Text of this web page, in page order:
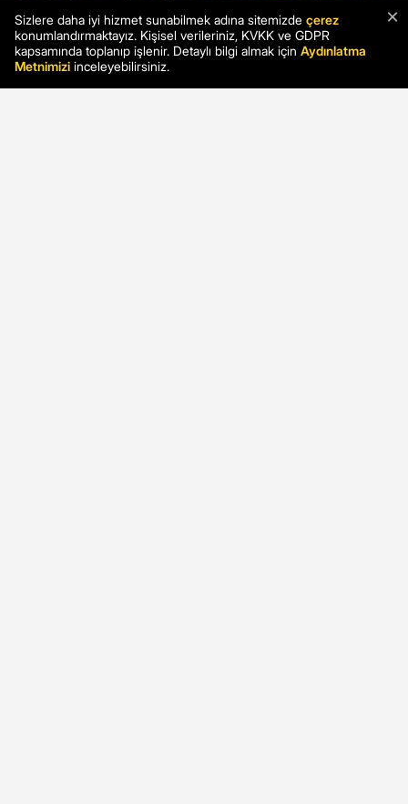
×
Sizlere daha iyi hizmet sunabilmek adına sitemizde çerez
konumlandırmaktayız. Kişisel verileriniz, KVKK ve GDPR
kapsamında toplanıp işlenir. Detaylı bilgi almak için Aydınlatma
Metnimizi inceleyebilirsiniz.